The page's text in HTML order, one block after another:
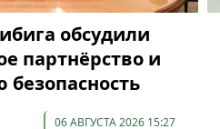
обсудили
партнёрство и
безопасность
06 АВГУСТА 2026 15:27